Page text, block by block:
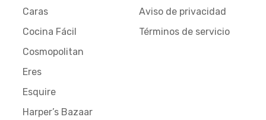
Caras
Cocina Fácil
Cosmopolitan
Eres
Esquire
Harper’s Bazaar
Aviso de privacidad
Términos de servicio